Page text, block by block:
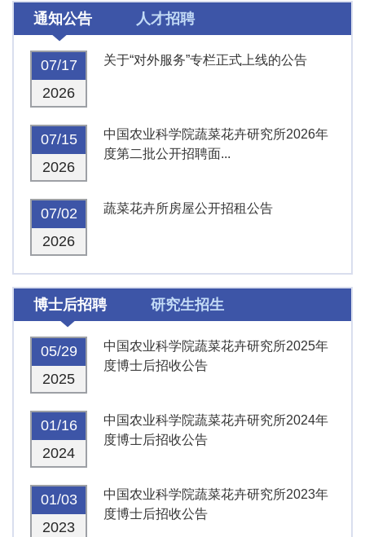
通知公告 人才招聘
07/17
2026
关于“对外服务”专栏正式上线的公告
07/15
2026
中国农业科学院蔬菜花卉研究所2026年
度第二批公开招聘面...
07/02
2026
蔬菜花卉所房屋公开招租公告
博士后招聘 研究生招生
05/29
2025
中国农业科学院蔬菜花卉研究所2025年
度博士后招收公告
01/16
2024
中国农业科学院蔬菜花卉研究所2024年
度博士后招收公告
01/03
2023
中国农业科学院蔬菜花卉研究所2023年
度博士后招收公告